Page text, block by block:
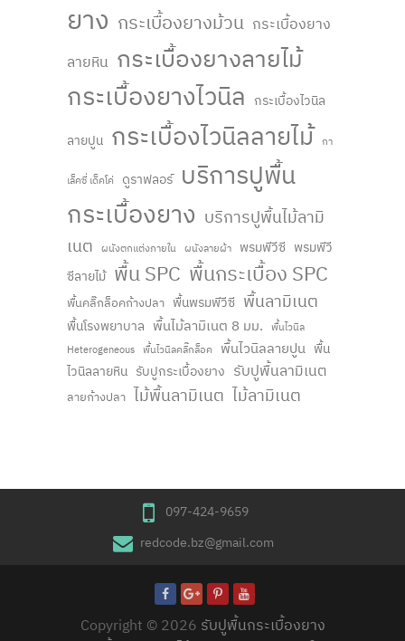
ยาง กระเบื้องยางม้วน กระเบื้องยาง
ลายหิน กระเบื้องยางลายไม้
กระเบื้องยางไวนิล กระเบื้องไวนิล
ลายปูน กระเบื้องไวนิลลายไม้ กา
เล็คซี่ เด็คโค่ ดูราฟลอร์ บริการปูพื้น
กระเบื้องยาง บริการปูพื้นไม้ลามิ
เนต
ผนังตกแต่งภายใน ผนังลายผ้า พรมพีวีซี พรมพีวี
ซีลายไม้ พื้น SPC พื้นกระเบื้อง SPC
พื้นคลิ๊กล็อคก้างปลา พื้นพรมพีวีซี พื้นลามิเนต
พื้นโรงพยาบาล พื้นไม้ลามิเนต 8 มม.
พื้นไวนิล
Heterogeneous พื้นไวนิลคลิ๊กล็อค พื้นไวนิลลายปูน พื้น
ไวนิลลายหิน รับปูกระเบื้องยาง รับปูพื้นลามิเนต
ลายก้างปลา ไม้พื้นลามิเนต ไม้ลามิเนต
097-424-9659
redcode.bz@gmail.com
Copyright © 2026 รับปูพื้นกระเบื้องยาง